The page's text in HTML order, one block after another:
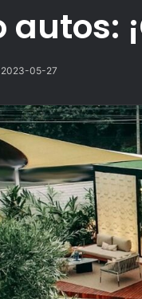
autos:
2023-05-27